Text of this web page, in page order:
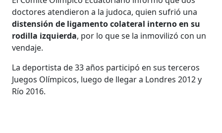
doctores atendieron a la judoca, quien sufrió una
distensión de ligamento colateral interno en su
rodilla izquierda, por lo que se la inmovilizó con un
vendaje.
La deportista de 33 años participó en sus terceros
Juegos Olímpicos, luego de llegar a Londres 2012 y
Río 2016.